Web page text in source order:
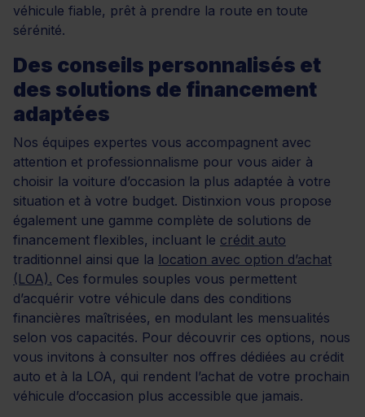
véhicule fiable, prêt à prendre la route en toute
sérénité.
Des conseils personnalisés et
des solutions de financement
adaptées
Nos équipes expertes vous accompagnent avec
attention et professionnalisme pour vous aider à
choisir la voiture d’occasion la plus adaptée à votre
situation et à votre budget. Distinxion vous propose
également une gamme complète de solutions de
financement flexibles, incluant le crédit auto
traditionnel ainsi que la location avec option d’achat
(LOA). Ces formules souples vous permettent
d’acquérir votre véhicule dans des conditions
financières maîtrisées, en modulant les mensualités
selon vos capacités. Pour découvrir ces options, nous
vous invitons à consulter nos offres dédiées au crédit
auto et à la LOA, qui rendent l’achat de votre prochain
véhicule d’occasion plus accessible que jamais.